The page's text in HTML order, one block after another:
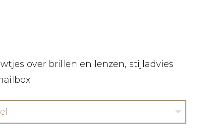
over brillen en lenzen, stijladvies